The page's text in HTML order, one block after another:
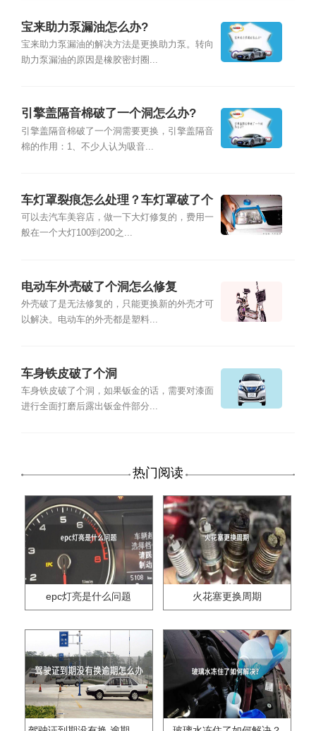
宝来助力泵漏油怎么办?
宝来助力泵漏油的解决方法是更换助力泵。转向
助力泵漏油的原因是橡胶密封圈...
引擎盖隔音棉破了一个洞怎么办?
引擎盖隔音棉破了一个洞需要更换，引擎盖隔音
棉的作用：1、不少人认为吸音...
车灯罩裂痕怎么处理？车灯罩破了个
洞怎么办
可以去汽车美容店，做一下大灯修复的，费用一
般在一个大灯100到200之...
电动车外壳破了个洞怎么修复
外壳破了是无法修复的，只能更换新的外壳才可
以解决。电动车的外壳都是塑料...
车身铁皮破了个洞
车身铁皮破了个洞，如果钣金的话，需要对漆面
进行全面打磨后露出钣金件部分...
热门阅读
epc灯亮是什么问题 火花塞更换周期